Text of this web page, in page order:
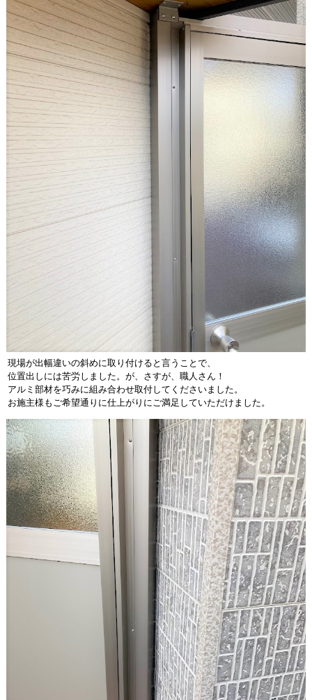
現場が出幅違いの斜めに取り付けると言うことで、
位置出しには苦労しました。が、 さすが、職人さん！
アルミ部材を巧みに組み合わせ取付してくださいました。
お施主様もご希望通りに仕上がりにご満足していただけました。